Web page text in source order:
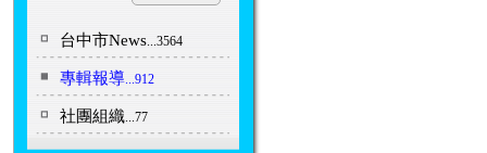
台中市News...3564
專輯報導...912
社團組織...77